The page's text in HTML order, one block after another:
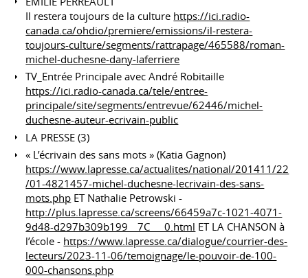
Il restera toujours de la culture https://ici.radio-
canada.ca/ohdio/premiere/emissions/il-restera-
toujours-culture/segments/rattrapage/465588/roman-
michel-duchesne-dany-laferriere
TV_Entrée Principale avec André Robitaille
https://ici.radio-canada.ca/tele/entree-
principale/site/segments/entrevue/62446/michel-
duchesne-auteur-ecrivain-public
LA PRESSE (3)
« L’écrivain des sans mots » (Katia Gagnon)
https://www.lapresse.ca/actualites/national/201411/22
/01-4821457-michel-duchesne-lecrivain-des-sans-
mots.php ET Nathalie Petrowski -
http://plus.lapresse.ca/screens/66459a7c-1021-4071-
9d48-d297b309b199__7C___0.html ET LA CHANSON à
l’école - https://www.lapresse.ca/dialogue/courrier-des-
lecteurs/2023-11-06/temoignage/le-pouvoir-de-100-
000-chansons.php